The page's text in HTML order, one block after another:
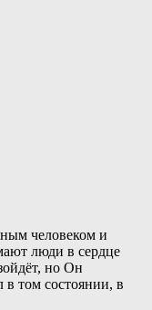
человеком и
люди в сердце
но Он
том состоянии, в